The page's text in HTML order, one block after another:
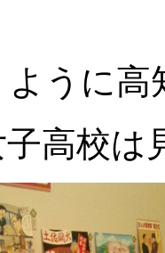
ように
子高校